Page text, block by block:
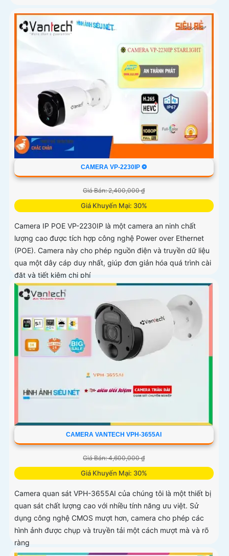
CAMERA VP-2230IP ❂
Giá Bán: 2,400,000 ₫
Giá Khuyến Mại: 30%
Camera IP POE VP-2230IP là một camera an ninh chất
lượng cao được tích hợp công nghệ Power over Ethernet
(POE). Camera này cho phép nguồn điện và truyền dữ liệu
qua một dây cáp duy nhất, giúp đơn giản hóa quá trình cài
đặt và tiết kiệm chi phí
CAMERA VANTECH VPH-3655AI
Giá Bán: 4,600,000 ₫
Giá Khuyến Mại: 30%
Camera quan sát VPH-3655AI của chúng tôi là một thiết bị
quan sát chất lượng cao với nhiều tính năng ưu việt. Sử
dụng công nghệ CMOS mượt hơn, camera cho phép các
hình ảnh được chụp và truyền tải một cách mượt mà và rõ
ràng